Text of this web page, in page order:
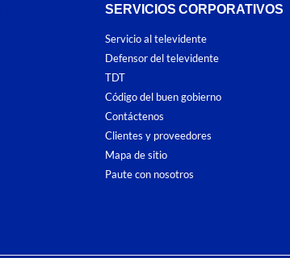
SERVICIOS CORPORATIVOS
Servicio al televidente
Defensor del televidente
TDT
Código del buen gobierno
Contáctenos
Clientes y proveedores
Mapa de sitio
Paute con nosotros